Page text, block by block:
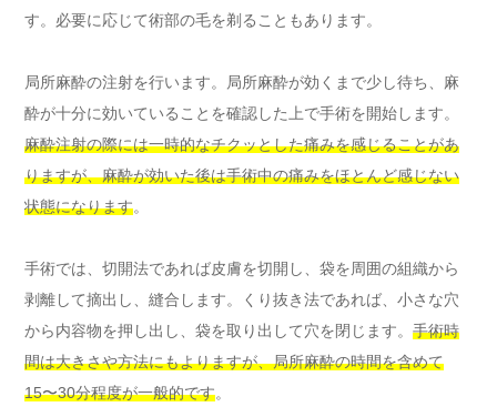
す。必要に応じて術部の毛を剃ることもあります。
局所麻酔の注射を行います。局所麻酔が効くまで少し待ち、麻
酔が十分に効いていることを確認した上で手術を開始します。
麻酔注射の際には一時的なチクッとした痛みを感じることがあ
りますが、麻酔が効いた後は手術中の痛みをほとんど感じない
状態になります。
手術では、切開法であれば皮膚を切開し、袋を周囲の組織から
剥離して摘出し、縫合します。くり抜き法であれば、小さな穴
から内容物を押し出し、袋を取り出して穴を閉じます。 手術時
間は大きさや方法にもよりますが、局所麻酔の時間を含めて
15〜30分程度が一般的です。